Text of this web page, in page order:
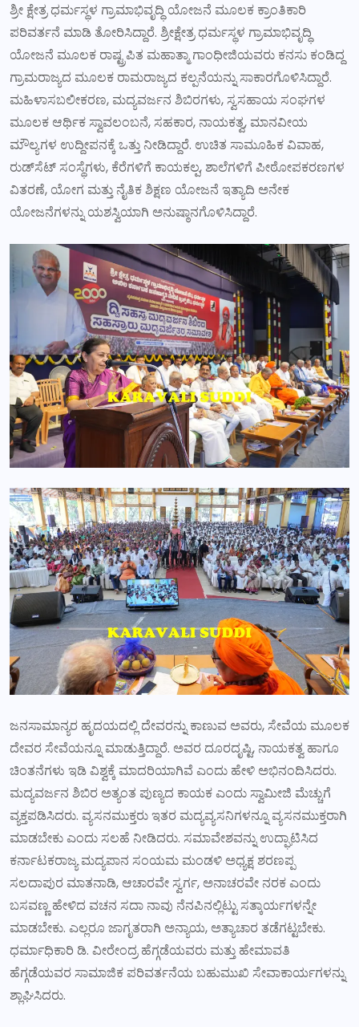
ಶ್ರೀ ಕ್ಷೇತ್ರ ಧರ್ಮಸ್ಥಳ ಗ್ರಾಮಾಭಿವೃದ್ಧಿ ಯೋಜನೆ ಮೂಲಕ ಕ್ರಾಂತಿಕಾರಿ
ಪರಿವರ್ತನೆ ಮಾಡಿ ತೋರಿಸಿದ್ದಾರೆ. ಶ್ರೀಕ್ಷೇತ್ರ ಧರ್ಮಸ್ಥಳ ಗ್ರಾಮಾಭಿವೃದ್ಧಿ
ಯೋಜನೆ ಮೂಲಕ ರಾಷ್ಟ್ರಪಿತ ಮಹಾತ್ಮಾ ಗಾಂಧೀಜಿಯವರು ಕನಸು ಕಂಡಿದ್ದ
ಗ್ರಾಮರಾಜ್ಯದ ಮೂಲಕ ರಾಮರಾಜ್ಯದ ಕಲ್ಪನೆಯನ್ನು ಸಾಕಾರಗೊಳಿಸಿದ್ದಾರೆ.
ಮಹಿಳಾಸಬಲೀಕರಣ, ಮದ್ಯವರ್ಜನ ಶಿಬಿರಗಳು, ಸ್ವಸಹಾಯ ಸಂಘಗಳ
ಮೂಲಕ ಆರ್ಥಿಕ ಸ್ವಾವಲಂಬನೆ, ಸಹಕಾರ, ನಾಯಕತ್ವ, ಮಾನವೀಯ
ಮೌಲ್ಯಗಳ ಉದ್ದೀಪನಕ್ಕೆ ಒತ್ತು ನೀಡಿದ್ದಾರೆ. ಉಚಿತ ಸಾಮೂಹಿಕ ವಿವಾಹ,
ರುಡ್‌ಸೆಟ್ ಸಂಸ್ಥೆಗಳು, ಕೆರೆಗಳಿಗೆ ಕಾಯಕಲ್ಪ, ಶಾಲೆಗಳಿಗೆ ಪೀಠೋಪಕರಣಗಳ
ವಿತರಣೆ, ಯೋಗ ಮತ್ತು ನೈತಿಕ ಶಿಕ್ಷಣ ಯೋಜನೆ ಇತ್ಯಾದಿ ಅನೇಕ
ಯೋಜನೆಗಳನ್ನು ಯಶಸ್ವಿಯಾಗಿ ಅನುಷ್ಠಾನಗೊಳಿಸಿದ್ದಾರೆ.
ಜನಸಾಮಾನ್ಯರ ಹೃದಯದಲ್ಲಿ ದೇವರನ್ನು ಕಾಣುವ ಅವರು, ಸೇವೆಯ ಮೂಲಕ
ದೇವರ ಸೇವೆಯನ್ನೂ ಮಾಡುತ್ತಿದ್ದಾರೆ. ಅವರ ದೂರದೃಷ್ಟಿ, ನಾಯಕತ್ವ ಹಾಗೂ
ಚಿಂತನೆಗಳು ಇಡಿ ವಿಶ್ವಕ್ಕೆ ಮಾದರಿಯಾಗಿವೆ ಎಂದು ಹೇಳಿ ಅಭಿನಂದಿಸಿದರು.
ಮದ್ಯವರ್ಜನ ಶಿಬಿರ ಅತ್ಯಂತ ಪುಣ್ಯದ ಕಾಯಕ ಎಂದು ಸ್ವಾಮೀಜಿ ಮೆಚ್ಚುಗೆ
ವ್ಯಕ್ತಪಡಿಸಿದರು. ವ್ಯಸನಮುಕ್ತರು ಇತರ ಮದ್ಯವ್ಯಸನಿಗಳನ್ನೂ ವ್ಯಸನಮುಕ್ತರಾಗಿ
ಮಾಡಬೇಕು ಎಂದು ಸಲಹೆ ನೀಡಿದರು. ಸಮಾವೇಶವನ್ನು ಉದ್ಘಾಟಿಸಿದ
ಕರ್ನಾಟಕರಾಜ್ಯ ಮದ್ಯಪಾನ ಸಂಯಮ ಮಂಡಳಿ ಅಧ್ಯಕ್ಷ ಶರಣಪ್ಪ
ಸಲದಾಪುರ ಮಾತನಾಡಿ, ಆಚಾರವೇ ಸ್ವರ್ಗ, ಅನಾಚರವೇ ನರಕ ಎಂದು
ಬಸವಣ್ಣ ಹೇಳಿದ ವಚನ ಸದಾ ನಾವು ನೆನಪಿನಲ್ಲಿಟ್ಟು ಸತ್ಕಾರ್ಯಗಳನ್ನೇ
ಮಾಡಬೇಕು. ಎಲ್ಲರೂ ಜಾಗೃತರಾಗಿ ಅನ್ಯಾಯ, ಅತ್ಯಾಚಾರ ತಡೆಗಟ್ಟಬೇಕು.
ಧರ್ಮಾಧಿಕಾರಿ ಡಿ. ವೀರೇಂದ್ರ ಹೆಗ್ಗಡೆಯವರು ಮತ್ತು ಹೇಮಾವತಿ
ಹೆಗ್ಗಡೆಯವರ ಸಾಮಾಜಿಕ ಪರಿವರ್ತನೆಯ ಬಹುಮುಖಿ ಸೇವಾಕಾರ್ಯಗಳನ್ನು
ಶ್ಲಾಘಿಸಿದರು.